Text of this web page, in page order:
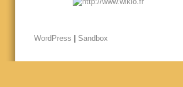
WordPress Sandbox